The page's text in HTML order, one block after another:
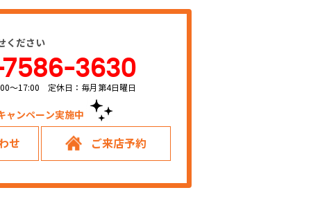
ください
3630
～17:00 定休日：毎月第4日曜日
ンペーン実施中！
せ ご来店予約